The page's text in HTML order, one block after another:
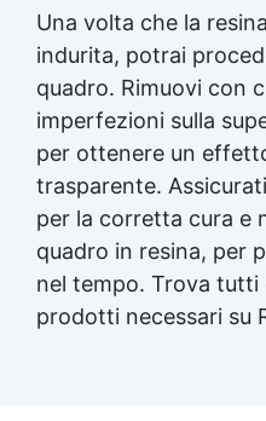
Una volta che la
indurita, potrai
quadro. Rimuovi con
imperfezioni sulla
per ottenere un
trasparente.
per la corretta cura e
quadro in resina, per
nel tempo. Trova tutti
prodotti necessari su